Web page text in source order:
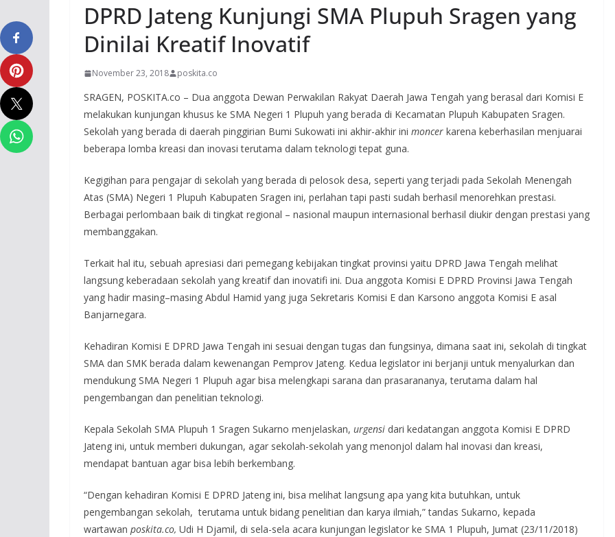
DPRD Jateng Kunjungi SMA Plupuh Sragen yang
Dinilai Kreatif Inovatif
November 23, 2018 poskita.co
SRAGEN, POSKITA.co – Dua anggota Dewan Perwakilan Rakyat Daerah Jawa Tengah yang berasal dari Komisi E
melakukan kunjungan khusus ke SMA Negeri 1 Plupuh yang berada di Kecamatan Plupuh Kabupaten Sragen.
Sekolah yang berada di daerah pinggirian Bumi Sukowati ini akhir-akhir ini moncer karena keberhasilan menjuarai
beberapa lomba kreasi dan inovasi terutama dalam teknologi tepat guna.
Kegigihan para pengajar di sekolah yang berada di pelosok desa, seperti yang terjadi pada Sekolah Menengah
Atas (SMA) Negeri 1 Plupuh Kabupaten Sragen ini, perlahan tapi pasti sudah berhasil menorehkan prestasi.
Berbagai perlombaan baik di tingkat regional – nasional maupun internasional berhasil diukir dengan prestasi yang
membanggakan.
Terkait hal itu, sebuah apresiasi dari pemegang kebijakan tingkat provinsi yaitu DPRD Jawa Tengah melihat
langsung keberadaan sekolah yang kreatif dan inovatifi ini. Dua anggota Komisi E DPRD Provinsi Jawa Tengah
yang hadir masing–masing Abdul Hamid yang juga Sekretaris Komisi E dan Karsono anggota Komisi E asal
Banjarnegara.
Kehadiran Komisi E DPRD Jawa Tengah ini sesuai dengan tugas dan fungsinya, dimana saat ini, sekolah di tingkat
SMA dan SMK berada dalam kewenangan Pemprov Jateng. Kedua legislator ini berjanji untuk menyalurkan dan
mendukung SMA Negeri 1 Plupuh agar bisa melengkapi sarana dan prasarananya, terutama dalam hal
pengembangan dan penelitian teknologi.
Kepala Sekolah SMA Plupuh 1 Sragen Sukarno menjelaskan, urgensi dari kedatangan anggota Komisi E DPRD
Jateng ini, untuk memberi dukungan, agar sekolah-sekolah yang menonjol dalam hal inovasi dan kreasi,
mendapat bantuan agar bisa lebih berkembang.
“Dengan kehadiran Komisi E DPRD Jateng ini, bisa melihat langsung apa yang kita butuhkan, untuk
pengembangan sekolah, terutama untuk bidang penelitian dan karya ilmiah,” tandas Sukarno, kepada
wartawan poskita.co, Udi H Djamil, di sela-sela acara kunjungan legislator ke SMA 1 Plupuh, Jumat (23/11/2018)